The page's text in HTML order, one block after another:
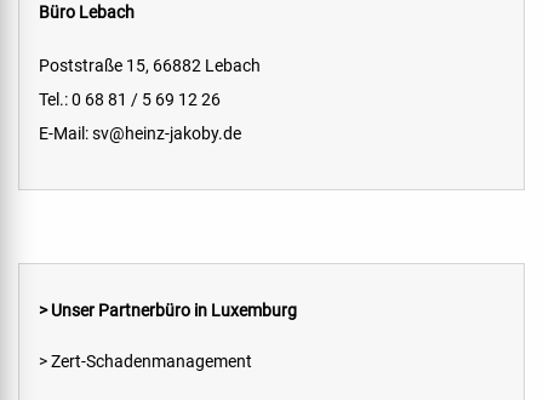
Büro Lebach
Poststraße 15, 66882 Lebach
Tel.: 0 68 81 / 5 69 12 26
E-Mail:sv@heinz-jakoby.de
> Unser Partnerbüro in Luxemburg
> Zert-Schadenmanagement